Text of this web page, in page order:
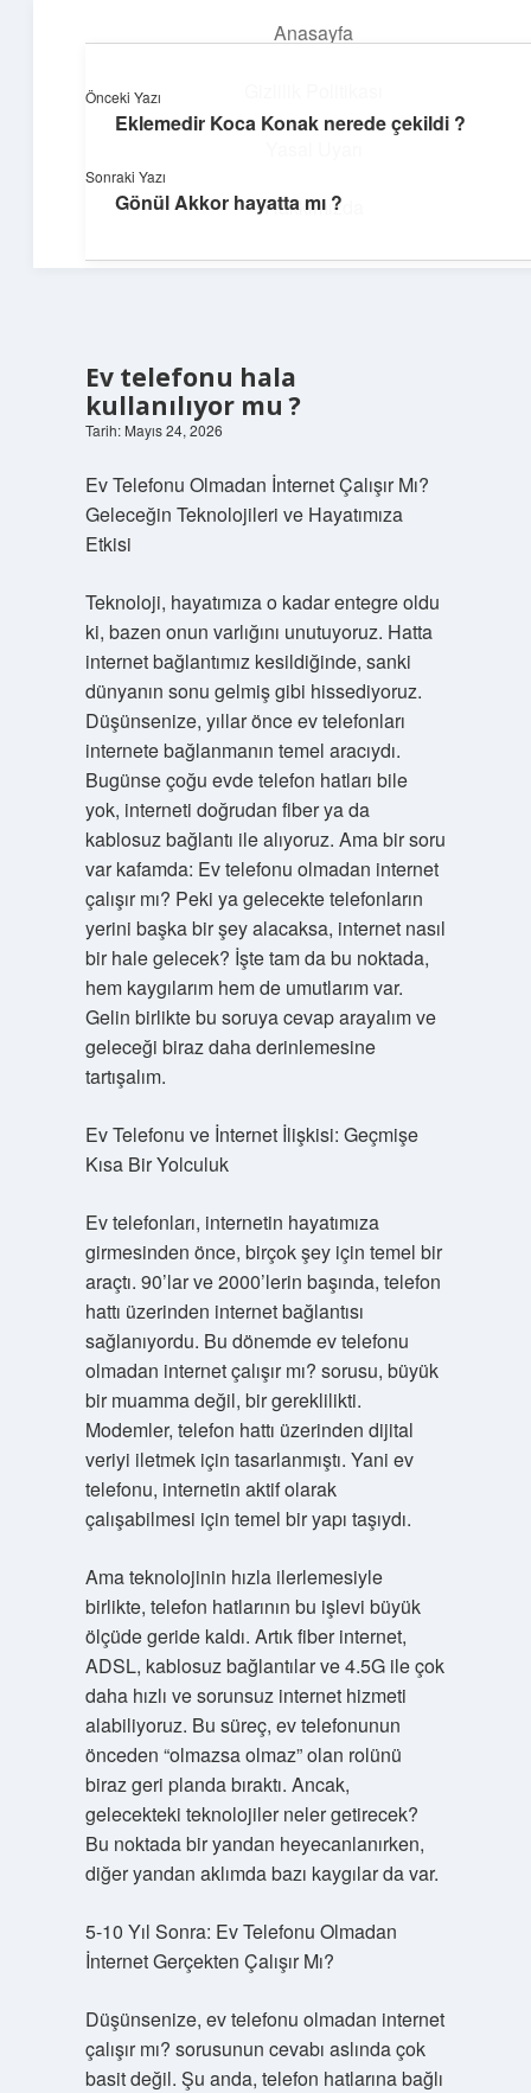
Anasayfa
Hakkımızda
Güncel paylaşımlar ve ilginç keşiflerle dolu içerikler.
Ev telefonu hala
kullanılıyor mu ?
Tarih: Mayıs 24, 2026
Ev Telefonu Olmadan İnternet Çalışır Mı?
Geleceğin Teknolojileri ve Hayatımıza
Etkisi
Teknoloji, hayatımıza o kadar entegre oldu
ki, bazen onun varlığını unutuyoruz. Hatta
internet bağlantımız kesildiğinde, sanki
dünyanın sonu gelmiş gibi hissediyoruz.
Düşünsenize, yıllar önce ev telefonları
internete bağlanmanın temel aracıydı.
Bugünse çoğu evde telefon hatları bile
yok, interneti doğrudan fiber ya da
kablosuz bağlantı ile alıyoruz. Ama bir soru
var kafamda: Ev telefonu olmadan internet
çalışır mı? Peki ya gelecekte telefonların
yerini başka bir şey alacaksa, internet nasıl
bir hale gelecek? İşte tam da bu noktada,
hem kaygılarım hem de umutlarım var.
Gelin birlikte bu soruya cevap arayalım ve
geleceği biraz daha derinlemesine
tartışalım.
Ev Telefonu ve İnternet İlişkisi: Geçmişe
Kısa Bir Yolculuk
Ev telefonları, internetin hayatımıza
girmesinden önce, birçok şey için temel bir
araçtı. 90’lar ve 2000’lerin başında, telefon
hattı üzerinden internet bağlantısı
sağlanıyordu. Bu dönemde ev telefonu
olmadan internet çalışır mı? sorusu, büyük
bir muamma değil, bir gereklilikti.
Modemler, telefon hattı üzerinden dijital
veriyi iletmek için tasarlanmıştı. Yani ev
telefonu, internetin aktif olarak
çalışabilmesi için temel bir yapı taşıydı.
Ama teknolojinin hızla ilerlemesiyle
birlikte, telefon hatlarının bu işlevi büyük
ölçüde geride kaldı. Artık fiber internet,
ADSL, kablosuz bağlantılar ve 4.5G ile çok
daha hızlı ve sorunsuz internet hizmeti
alabiliyoruz. Bu süreç, ev telefonunun
önceden “olmazsa olmaz” olan rolünü
biraz geri planda bıraktı. Ancak,
gelecekteki teknolojiler neler getirecek?
Bu noktada bir yandan heyecanlanırken,
diğer yandan aklımda bazı kaygılar da var.
5-10 Yıl Sonra: Ev Telefonu Olmadan
İnternet Gerçekten Çalışır Mı?
Düşünsenize, ev telefonu olmadan internet
çalışır mı? sorusunun cevabı aslında çok
basit değil. Şu anda, telefon hatlarına bağlı
Önceki Yazı
Eklemedir Koca Konak nerede çekildi ?
Sonraki Yazı
Gönül Akkor hayatta mı ?